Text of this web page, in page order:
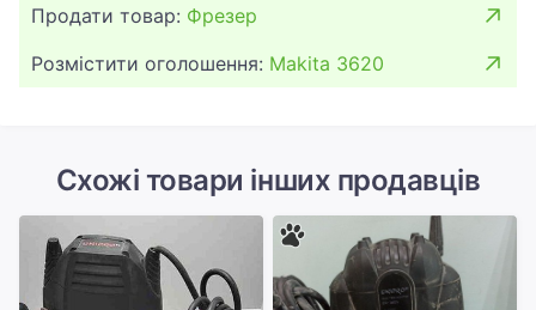
Продати товар: Фрезер
Розмістити оголошення: Makita 3620
Схожі товари інших продавців